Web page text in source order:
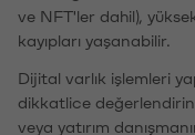
ve NFT'ler dahil),
kayıpları yaşanabilir.
Dijital varlık işlemleri
dikkatlice
veya yatırım